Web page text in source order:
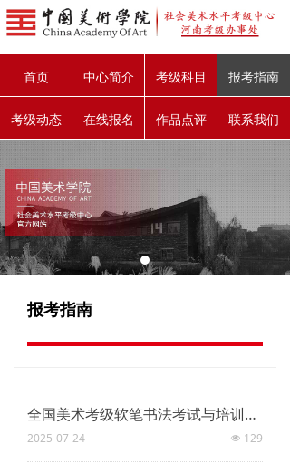
首页 中心简介 考级科目 报考指南
考级动态 在线报名 作品点评 联系我们
报考指南
全国美术考级软笔书法考试与培训标准
넶 129
2025-07-24